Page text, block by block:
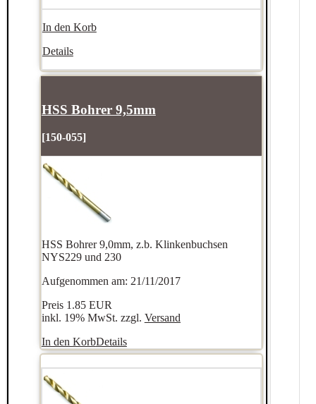
In den Korb
Details
HSS Bohrer 9,5mm
[150-055]
HSS Bohrer 9,0mm, z.b. Klinkenbuchsen
NYS229 und 230
Aufgenommen am: 21/11/2017
Preis 1.85 EUR
inkl. 19% MwSt. zzgl. Versand
In den KorbDetails